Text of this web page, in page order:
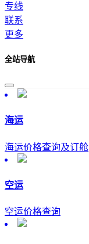
专线
联系
更多
全站导航
海运
海运价格查询及订舱
空运
空运价格查询